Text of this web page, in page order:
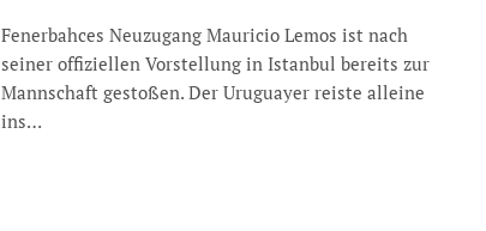
Fenerbahces Neuzugang Mauricio Lemos ist nach
seiner offiziellen Vorstellung in Istanbul bereits zur
Mannschaft gestoßen. Der Uruguayer reiste alleine
ins…